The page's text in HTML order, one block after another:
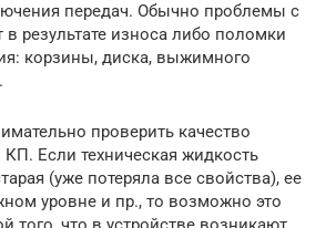
передач. Обычно проблемы с
результате износа либо поломки
корзины, диска, выжимного
проверить качество
Если техническая жидкость
(уже потеряла все свойства), ее
уровне и пр., то возможно это